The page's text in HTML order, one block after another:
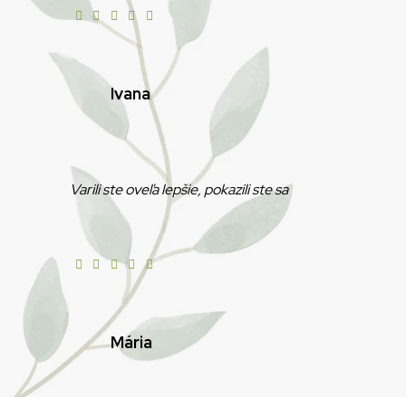
Ivana
Varili ste oveľa lepšie, pokazili ste sa
Mária